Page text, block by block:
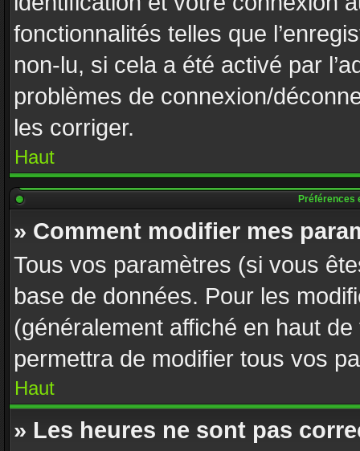
fonctionnalités telles que
non-lu, si cela a été activé par
problèmes de connexion/
les corriger.
Haut
Préférences
» Comment modifier mes
Tous vos paramètres (si vous
base de données. Pour les
(généralement affiché en haut
permettra de modifier tous vos
Haut
» Les heures ne sont pas